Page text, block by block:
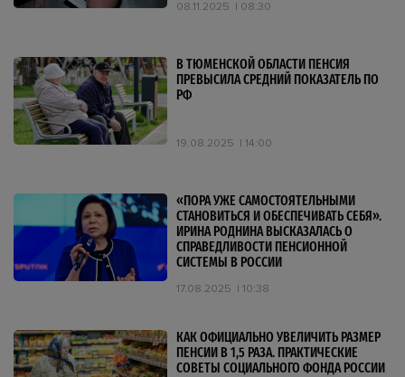
08.11.2025 08:30
В ТЮМЕНСКОЙ ОБЛАСТИ ПЕНСИЯ
ПРЕВЫСИЛА СРЕДНИЙ ПОКАЗАТЕЛЬ ПО
РФ
19.08.2025 14:00
«ПОРА УЖЕ САМОСТОЯТЕЛЬНЫМИ
СТАНОВИТЬСЯ И ОБЕСПЕЧИВАТЬ СЕБЯ».
ИРИНА РОДНИНА ВЫСКАЗАЛАСЬ О
СПРАВЕДЛИВОСТИ ПЕНСИОННОЙ
СИСТЕМЫ В РОССИИ
17.08.2025 10:38
КАК ОФИЦИАЛЬНО УВЕЛИЧИТЬ РАЗМЕР
ПЕНСИИ В 1,5 РАЗА. ПРАКТИЧЕСКИЕ
СОВЕТЫ СОЦИАЛЬНОГО ФОНДА РОССИИ